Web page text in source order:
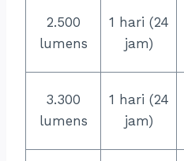
2.500
lumens
1 hari (24
jam)
3.300
lumens
1 hari (24
jam)